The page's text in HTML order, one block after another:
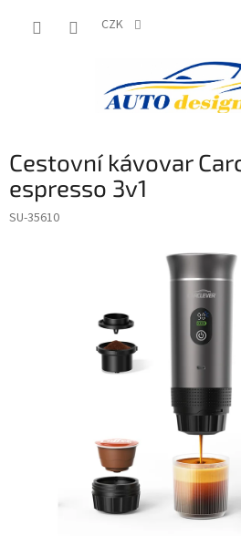
CZK
Cestovní kávovar
espresso 3v1
SU-35610